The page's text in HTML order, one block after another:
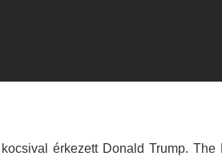
érkezett Donald Trump.